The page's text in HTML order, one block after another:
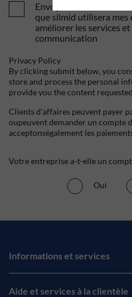
Envoyez-moi vos offres
que silmid utilisera
améliorer les services
communication
Privacy Policy
By clicking submit below, you
store and process the personal
provide you the content
Clients d'affaires peuvent payer
oupeuvent demander un compte
acceptonségalement les
Votre entreprise a-t-elle un
Oui
Informations et services
Aide et services à la clientèle